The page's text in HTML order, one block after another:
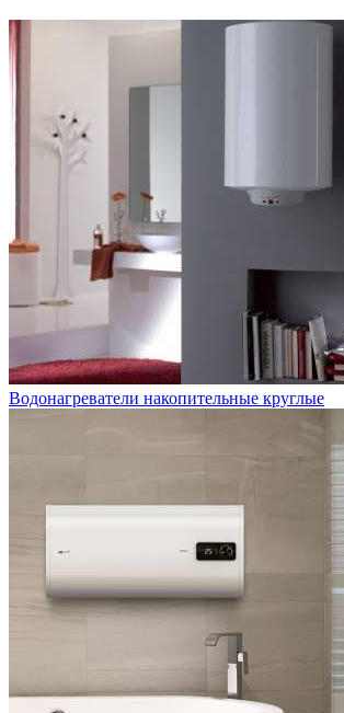
Водонагреватели накопительные круглые